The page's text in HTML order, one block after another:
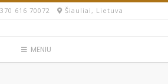
616 70072​ Šiauliai, Lietuva
MENIU